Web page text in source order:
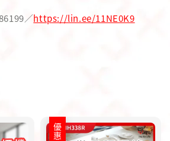
／https://lin.ee/11NE0K9
優惠